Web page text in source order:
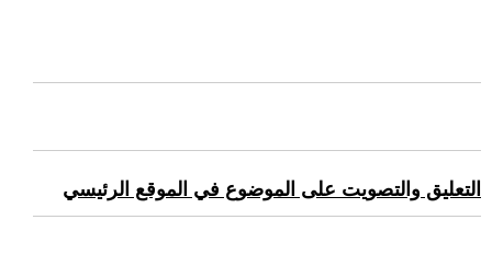
التعليق والتصويت على الموضوع في الموقع الرئيسي